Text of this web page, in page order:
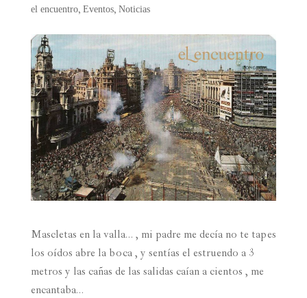
el encuentro, Eventos, Noticias
Mascletas en la valla… , mi padre me decía no te tapes
los oídos abre la boca , y sentías el estruendo a 3
metros y las cañas de las salidas caían a cientos , me
encantaba…